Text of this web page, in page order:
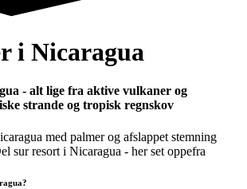
i Nicaragua
- alt lige fra aktive vulkaner og
strande og tropisk regnskov